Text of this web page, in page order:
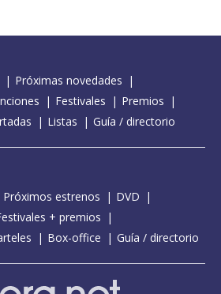
Próximas novedades
Festivales
Premios
Listas Guía / directorio
Próximos estrenos
DVD
+ premios
Box-office Guía / directorio